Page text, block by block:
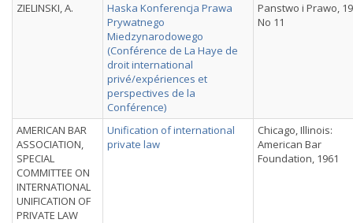
ZIELINSKI, A.
Haska Konferencja Prawa
Prywatnego
Miedzynarodowego
(Conférence de La Haye de
droit international
privé/expériences et
perspectives de la
Conférence)
Panstwo i Prawo,
No 11
AMERICAN BAR
ASSOCIATION,
SPECIAL
COMMITTEE ON
INTERNATIONAL
UNIFICATION OF
PRIVATE LAW
Unification of international
private law
Chicago, Illinois:
American Bar
Foundation, 1961